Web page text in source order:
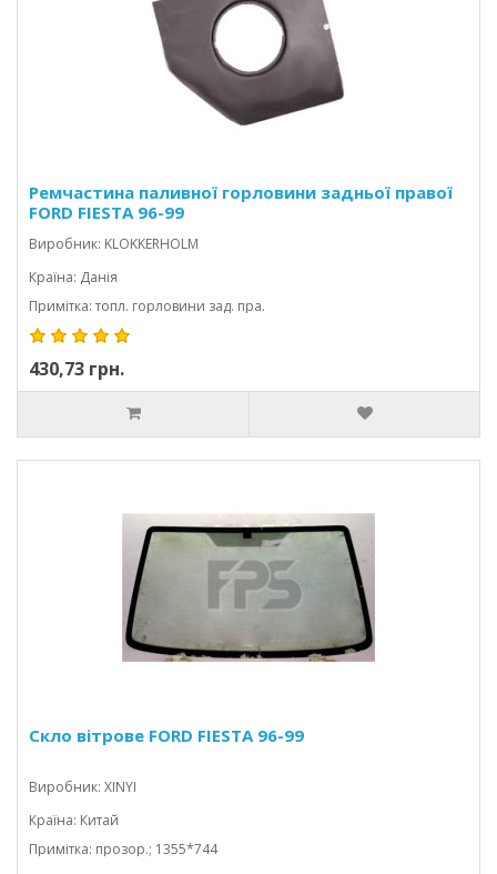
Ремчастина паливної горловини задньої правої
FORD FIESTA 96-99
Виробник: KLOKKERHOLM
Країна: Данія
Примітка: топл. горловини зад. пра.
430,73 грн.
Скло вітрове FORD FIESTA 96-99
Виробник: XINYI
Країна: Китай
Примітка: прозор.; 1355*744